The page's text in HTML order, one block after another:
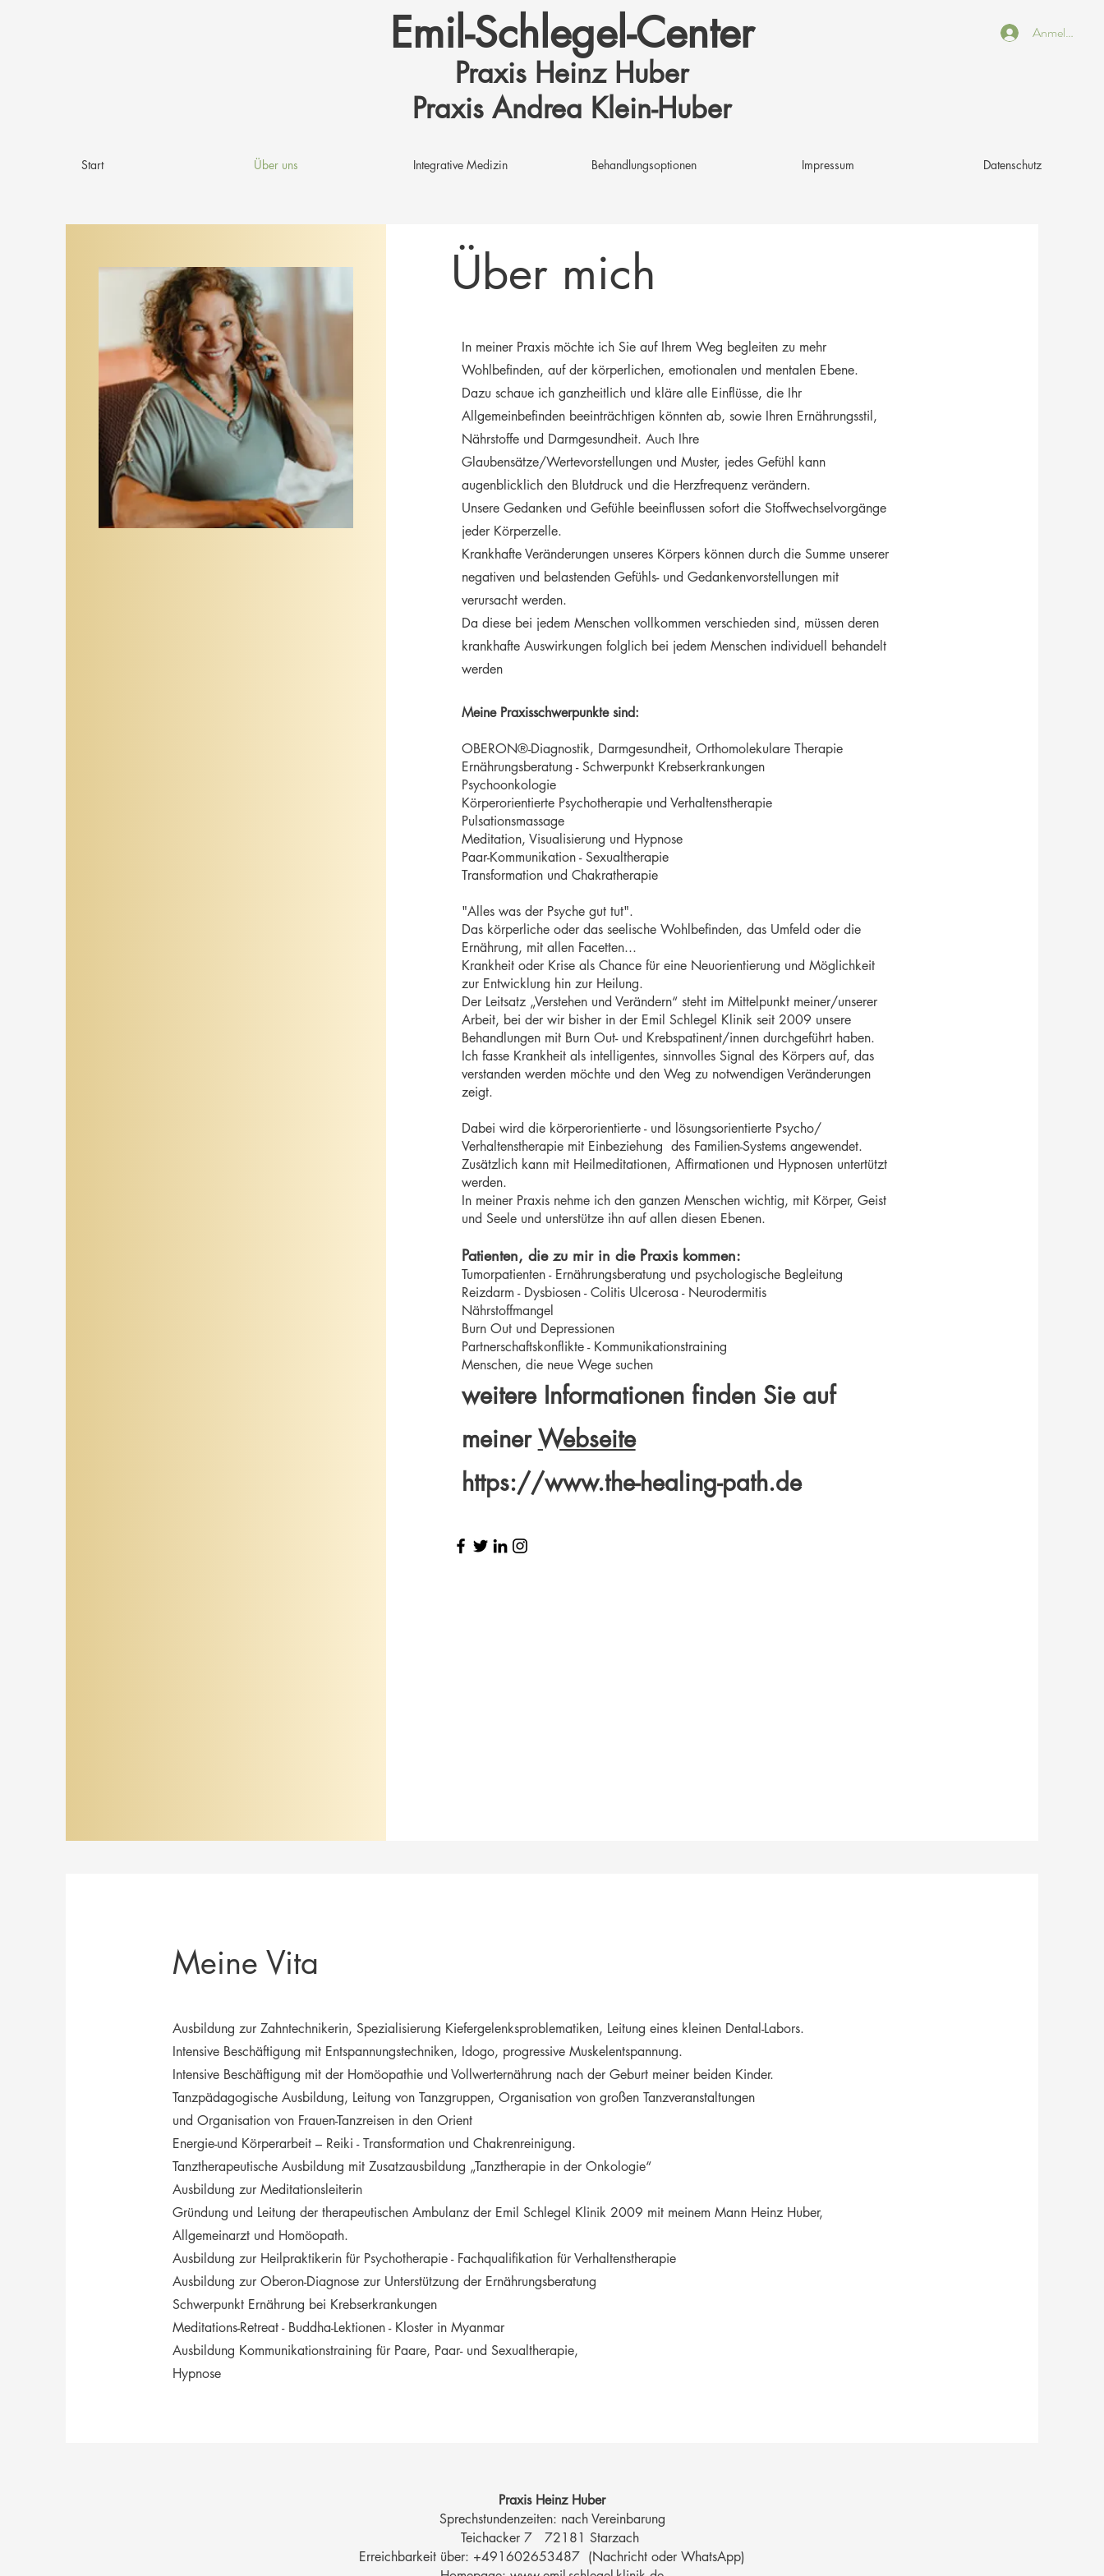
Anmelden
Emil-Schlegel-Center
Praxis Heinz Huber
Praxis Andrea Klein-Huber
Start Über uns Integrative Medizin Behandlungsoptionen Impressum Datenschutz
Über mich
In meiner Praxis möchte ich Sie auf Ihrem Weg begleiten zu mehr
Wohlbefinden, auf der körperlichen, emotionalen und mentalen Ebene.
Dazu schaue ich ganzheitlich und kläre alle Einflüsse, die Ihr
Allgemeinbefinden beeinträchtigen könnten ab, sowie Ihren Ernährungsstil,
Nährstoffe und Darmgesundheit. Auch Ihre
Glaubensätze/Wertevorstellungen und Muster, jedes Gefühl kann
augenblicklich den Blutdruck und die Herzfrequenz verändern.
Unsere Gedanken und Gefühle beeinflussen sofort die Stoffwechselvorgänge
jeder Körperzelle.
Krankhafte Veränderungen unseres Körpers können durch die Summe unserer
negativen und belastenden Gefühls- und Gedankenvorstellungen mit
verursacht werden.
Da diese bei jedem Menschen vollkommen verschieden sind, müssen deren
krankhafte Auswirkungen folglich bei jedem Menschen individuell behandelt
werden​
Meine Praxisschwerpunkte sind:
OBERON®-Diagnostik, Darmgesundheit, Orthomolekulare Therapie
Ernährungsberatung - Schwerpunkt Krebserkrankungen
Psychoonkologie
Körperorientierte Psychotherapie und Verhaltenstherapie
Pulsationsmassage
Meditation, Visualisierung und Hypnose
Paar-Kommunikation - Sexualtherapie
Transformation und Chakratherapie
"Alles was der Psyche gut tut".
Das körperliche oder das seelische Wohlbefinden, das Umfeld oder die
Ernährung, mit allen Facetten...
Krankheit oder Krise als Chance für eine Neuorientierung und Möglichkeit
zur Entwicklung hin zur Heilung.
Der Leitsatz „Verstehen und Verändern“ steht im Mittelpunkt meiner/unserer
Arbeit, bei der wir bisher in der Emil Schlegel Klinik seit 2009 unsere
Behandlungen mit Burn Out- und Krebspatinent/innen durchgeführt haben.
Ich fasse Krankheit als intelligentes, sinnvolles Signal des Körpers auf, das
verstanden werden möchte und den Weg zu notwendigen Veränderungen
zeigt.
Dabei wird die körperorientierte - und lösungsorientierte Psycho/
Verhaltenstherapie mit Einbeziehung des Familien-Systems angewendet.
Zusätzlich kann mit Heilmeditationen, Affirmationen und Hypnosen untertützt
werden.
In meiner Praxis nehme ich den ganzen Menschen wichtig, mit Körper, Geist
und Seele und unterstütze ihn auf allen diesen Ebenen.
Patienten, die zu mir in die Praxis kommen:
Tumorpatienten - Ernährungsberatung und psychologische Begleitung
Reizdarm - Dysbiosen - Colitis Ulcerosa - Neurodermitis
Nährstoffmangel
Burn Out und Depressionen
Partnerschaftskonflikte - Kommunikationstraining
Menschen, die neue Wege suchen
weitere Informationen finden Sie auf
meinerWebseite
https://www.the-healing-path.de
Meine Vita
Ausbildung zur Zahntechnikerin, Spezialisierung Kiefergelenksproblematiken, Leitung eines kleinen Dental-Labors.
Intensive Beschäftigung mit Entspannungstechniken, Idogo, progressive Muskelentspannung.
Intensive Beschäftigung mit der Homöopathie und Vollwerternährung nach der Geburt meiner beiden Kinder.
Tanzpädagogische Ausbildung, Leitung von Tanzgruppen, Organisation von großen Tanzveranstaltungen
und Organisation von Frauen-Tanzreisen in den Orient
Energie-und Körperarbeit – Reiki - Transformation und Chakrenreinigung.
Tanztherapeutische Ausbildung mit Zusatzausbildung „Tanztherapie in der Onkologie“
Ausbildung zur Meditationsleiterin
Gründung und Leitung der therapeutischen Ambulanz der Emil Schlegel Klinik 2009 mit meinem Mann Heinz Huber,
Allgemeinarzt und Homöopath.
Ausbildung zur Heilpraktikerin für Psychotherapie - Fachqualifikation für Verhaltenstherapie
Ausbildung zur Oberon-Diagnose zur Unterstützung der Ernährungsberatung
Schwerpunkt Ernährung bei Krebserkrankungen
Meditations-Retreat - Buddha-Lektionen - Kloster in Myanmar
Ausbildung Kommunikationstraining für Paare, Paar- und Sexualtherapie,
Hypnose
Praxis Heinz Huber
Sprechstundenzeiten: nach Vereinbarung
Teichacker 7 72181 Starzach
Erreichbarkeit über: +491602653487 (Nachricht oder WhatsApp)